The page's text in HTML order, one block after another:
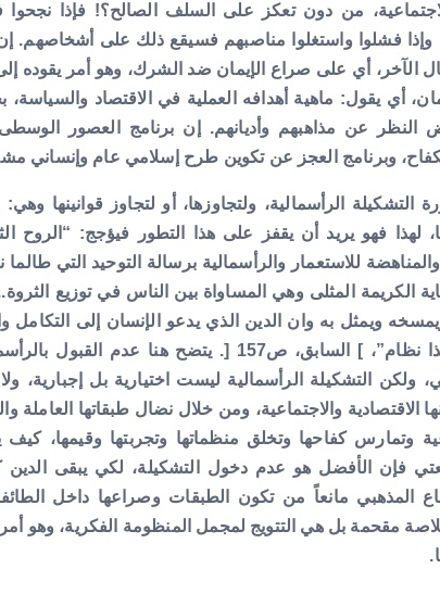
من دون تعكز على السلف الصالح؟! فإذا
وإذا فشلوا واستغلوا مناصبهم فسيقع ذلك على أشخاصهم.
الآخر، أي على صراع الإيمان ضد الشرك، وهو أمر يقوده
أي يقول: ماهية أهدافه العملية في الاقتصاد
النظر عن مذاهبهم وأديانهم. إن برنامج العصور
وبرنامج العجز عن تكوين طرح إسلامي عام وإنساني
الرأسمالية، ولتجاوزها، أو لتجاوز قوانينها وهي:
لهذا فهو يريد أن يقفز على هذا التطور فيؤجج: “الروح
والمناهضة للاستعمار والرأسمالية برسالة التوحيد التي
الكريمة المثلى وهي المساواة بين الناس في توزيع
ويمثل به وان الدين الذي يدعو الإنسان إلى التكامل
المتعالية لا يمكن أن يبقى في هكذا نظام”، ] السابق، ص157 [.
ولكن التشكيلة الرأسمالية ليست اختيارية بل إجبارية،
الاقتصادية والاجتماعية، ومن خلال نضال طبقاتها العاملة
وتمارس كفاحها وتخلق منظماتها وتجربتها وقيمها،
فإن الأفضل هو عدم دخول التشكيلة، لكي يبقى الدين
المذهبي مانعاً من تكون الطبقات وصراعها داخل
مقحمة بل هي التتويج لمجمل المنظومة الفكرية، وهو